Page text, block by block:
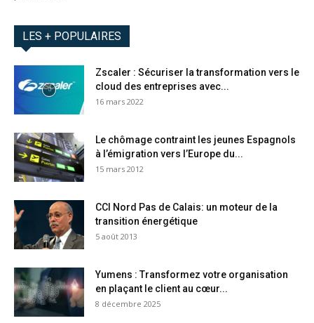
LES + POPULAIRES
Zscaler : Sécuriser la transformation vers le
cloud des entreprises avec...
16 mars 2022
Le chômage contraint les jeunes Espagnols
à l’émigration vers l’Europe du...
15 mars 2012
CCI Nord Pas de Calais: un moteur de la
transition énergétique
5 août 2013
Yumens : Transformez votre organisation
en plaçant le client au cœur...
8 décembre 2025